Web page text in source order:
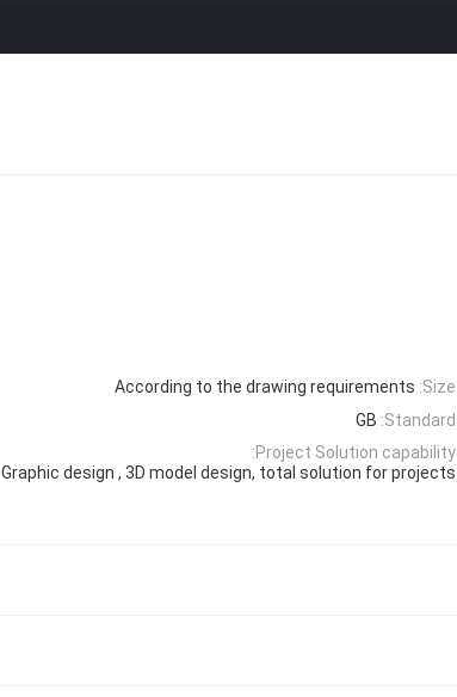
Size:
According to the drawing requirements
Standard:
GB
Project Solution capability:
Graphic design , 3D model design, total solution for projects